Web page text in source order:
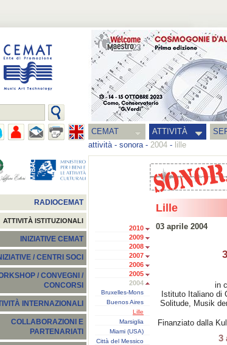
CEMAT ATTIVITÀ
attività- sonora- 2004 - lille
RADIOCEMAT
ATTIVITÀ ISTITUZIONALI
INIZIATIVE CEMAT
/ CENTRI SOCI
/ CONVEGNI /
CONCORSI
INTERNAZIONALI
COLLABORAZIONI E
PARTENARIATI
2010
2009
2008
2007
2006
2005
2004
Bruxelles-Mons
Buenos Aires
Lille
Marsiglia
Miami (USA)
Città del Messico
Lille
03 aprile 2004
in
Istituto Italiano di
Solitude, Musik
Finanziato dalla
3